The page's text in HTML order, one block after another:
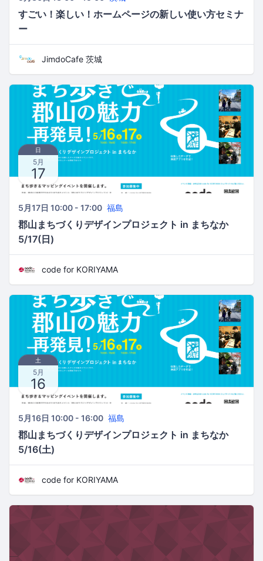
すごい！楽しい！ホームページの新しい使い方セミナ
ー
JimdoCafe 茨城
日
5月
17
5月17日 10:00 - 17:00 福島
郡山まちづくりデザインプロジェクト in まちなか
5/17(日)
code for KORIYAMA
土
5月
16
5月16日 10:00 - 16:00 福島
郡山まちづくりデザインプロジェクト in まちなか
5/16(土)
code for KORIYAMA